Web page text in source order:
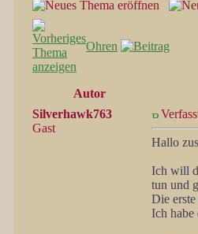
Ohren
Autor
Silverhawk763
Gast
Hallo
Ich will
tun und
Die
Ich habe